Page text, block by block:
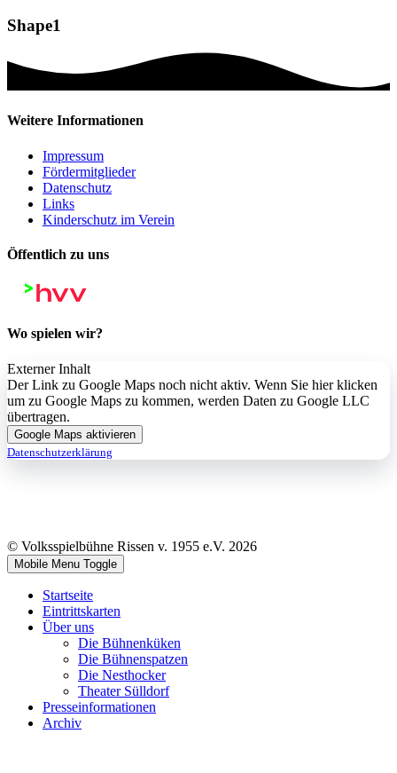
Shape1
Weitere Informationen
Impressum
Fördermitglieder
Datenschutz
Links
Kinderschutz im Verein
Öffentlich zu uns
Wo spielen wir?
Externer Inhalt
Der Link zu Google Maps noch nicht aktiv. Wenn Sie hier klicken
um zu Google Maps zu kommen, werden Daten zu Google LLC
übertragen.
Google Maps aktivieren
Datenschutzerklärung
© Volksspielbühne Rissen v. 1955 e.V. 2026
Mobile Menu Toggle
Startseite
Eintrittskarten
Über uns
Die Bühnenküken
Die Bühnenspatzen
Die Nesthocker
Theater Sülldorf
Presseinformationen
Archiv